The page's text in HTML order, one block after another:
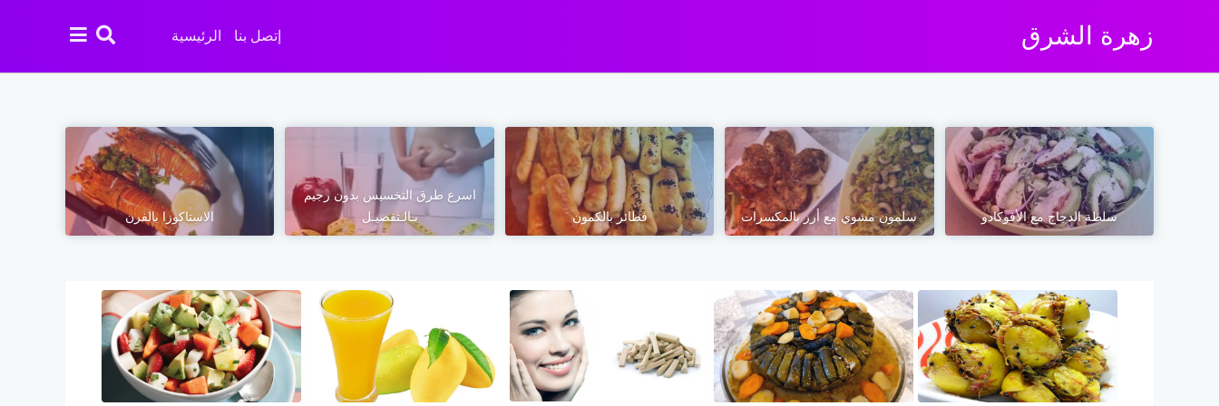
زهرة الشرق إتصل بنا الرئيسية
سلطة الدجاج مع الأفوكادو سلمون مشوي مع أرز بالمكسرات فطائر بالكمون
اسرع طرق التخسيس بدون رجيم
بـالـتفصيـل
الاستاكوزا بالفرن